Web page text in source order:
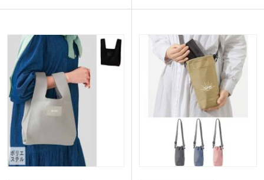
ゴムバンドは縫い付けられているので無
のエコバッグに戻れませんよ!
小売店での販売実績もある商品。ロゴ印
刷したオリジナルバッグは特別感がある
ノベルティになること間違いなしです。
※動画の商品はクルリト フラットバッグ
です
えるノベルティを作りませんか？クリ